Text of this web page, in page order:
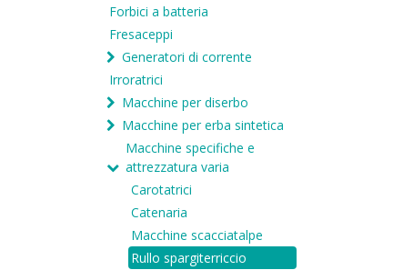
Forbici a batteria
Fresaceppi
Generatori di corrente
Irroratrici
Macchine per diserbo
Macchine per erba sintetica
Macchine specifiche e
attrezzatura varia
Carotatrici
Catenaria
Macchine scacciatalpe
Rullo spargiterriccio